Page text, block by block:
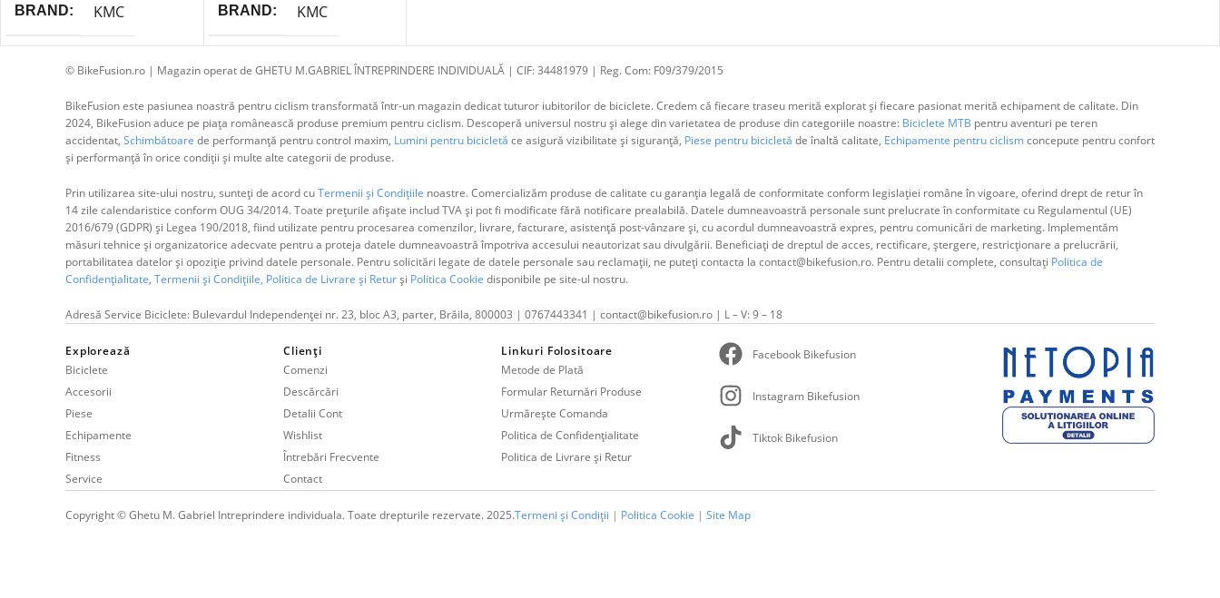
BRAND KMC BRAND KMC
© BikeFusion.ro | Magazin operat de GHETU M.GABRIEL ÎNTREPRINDERE INDIVIDUALĂ | CIF: 34481979 | Reg. Com: F09/379/2015
BikeFusion este pasiunea noastră pentru ciclism transformată într-un magazin dedicat tuturor iubitorilor de biciclete. Credem că fiecare traseu merită explorat și fiecare pasionat merită echipament de calitate. Din
2024, BikeFusion aduce pe piața românească produse premium pentru ciclism. Descoperă universul nostru și alege din varietatea de produse din categoriile noastre:Biciclete MTB pentru aventuri pe teren
accidentat, Schimbătoare de performanță pentru control maxim, Lumini pentru bicicletă ce asigură vizibilitate și siguranță, Piese pentru bicicletă de înaltă calitate, Echipamente pentru ciclismconcepute pentru confort
și performanță în orice condiții și multe alte categorii de produse.
Prin utilizarea site-ului nostru, sunteți de acord cuTermenii și Condițiile noastre. Comercializăm produse de calitate cu garanția legală de conformitate conform legislației române în vigoare, oferind drept de retur în
14 zile calendaristice conform OUG 34/2014. Toate prețurile afișate includ TVA și pot fi modificate fără notificare prealabilă. Datele dumneavoastră personale sunt prelucrate în conformitate cu Regulamentul (UE)
2016/679 (GDPR) și Legea 190/2018, fiind utilizate pentru procesarea comenzilor, livrare, facturare, asistență post-vânzare și, cu acordul dumneavoastră expres, pentru comunicări de marketing. Implementăm
măsuri tehnice și organizatorice adecvate pentru a proteja datele dumneavoastră împotriva accesului neautorizat sau divulgării. Beneficiați de dreptul de acces, rectificare, ștergere, restricționare a prelucrării,
portabilitatea datelor și opoziție privind datele personale. Pentru solicitări legate de datele personale sau reclamații, ne puteți contacta la contact@bikefusion.ro. Pentru detalii complete, consultați Politica de
Confidențialitate, Termenii și Condițiile, Politica de Livrare și Returși Politica Cookie disponibile pe site-ul nostru.
Adresă Service Biciclete: Bulevardul Independenței nr. 23, bloc A3, parter, Brăila, 800003 | 0767443341 | contact@bikefusion.ro | L – V: 9 – 18
Explorează
Biciclete
Accesorii
Piese
Echipamente
Fitness
Service
Clienți
Comenzi
Descărcări
Detalii Cont
Wishlist
Întrebări Frecvente
Contact
Linkuri Folositoare
Metode de Plată
Formular Returnări Produse
Urmărește Comanda
Politica de Confidențialitate
Politica de Livrare și Retur
Facebook Bikefusion
Instagram Bikefusion
Tiktok Bikefusion
Copyright © Ghetu M. Gabriel Intreprindere individuala. Toate drepturile rezervate. 2025.Termeni și Condiții | Politica Cookie | Site Map